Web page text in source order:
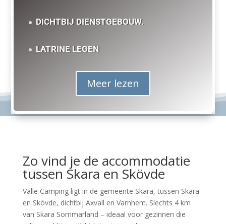
DICHTBIJ DIENSTGEBOUW.
LATRINE LEGEN
Meer lezen
Zo vind je de accommodatie
tussen Skara en Skövde
Valle Camping ligt in de gemeente Skara, tussen Skara
en Skövde, dichtbij Axvall en Varnhem. Slechts 4 km
van Skara Sommarland – ideaal voor gezinnen die